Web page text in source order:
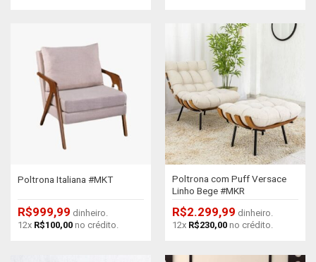
Poltrona Italiana #MKT
R$999,99 dinheiro.
12x R$100,00no crédito.
Poltrona com Puff Versace
Linho Bege #MKR
R$2.299,99 dinheiro.
12x R$230,00no crédito.